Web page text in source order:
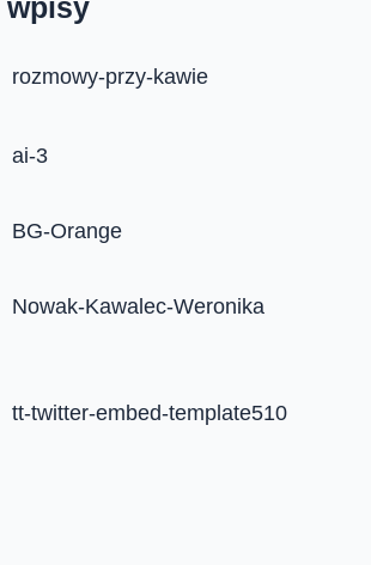
wpisy
rozmowy-przy-kawie
ai-3
BG-Orange
Nowak-Kawalec-Weronika
tt-twitter-embed-template510